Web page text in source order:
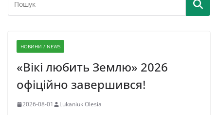
НОВИНИ / NEWS
«Вікі любить Землю» 2026
офіційно завершився!
2026-08-01 Lukaniuk Olesia